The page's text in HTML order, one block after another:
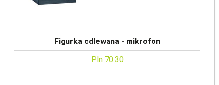
Figurka odlewana - mikrofon
Pln 70.30